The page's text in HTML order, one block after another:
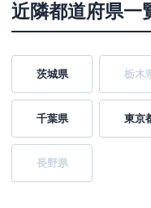
近隣都道府県一
茨城県 栃木
千葉県 東京
長野県